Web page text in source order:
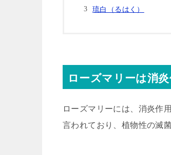
琉白（るはく）
ローズマリーは消
ローズマリーには、消炎作
言われており、植物性の滅